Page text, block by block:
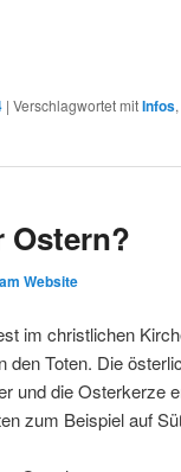
|Verschlagwortet mit Infos
Ostern?
Website
im christlichen
den Toten. Die
und die Osterkerze
zum Beispiel auf